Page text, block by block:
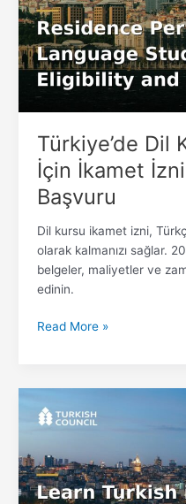
Türkiye’de Dil
İçin İkamet
Başvuru
Dil kursu ikamet izni,
olarak kalmanızı sağlar.
belgeler, maliyetler ve
edinin.
İçin
İkamet
İzni:
Şartlar
ve
Read More »
Türkçe
Okullar,
Kurslar,
Fiyatlar